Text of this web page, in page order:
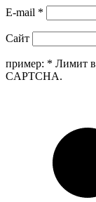
E-mail *
Сайт
пример: * Лимит
CAPTCHA.